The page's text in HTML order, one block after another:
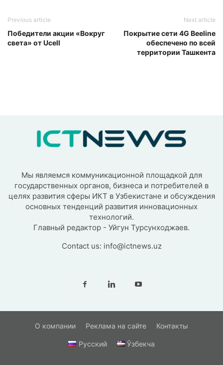
Previous article
Победители акции «Вокруг
света» от Ucell
Next article
Покрытие сети 4G Beeline
обеспечено по всей
территории Ташкента
Мы являемся коммуникационной площадкой для
государственных органов, бизнеса и потребителей в
целях развития сферы ИКТ в Узбекистане и обсуждения
основных тенденций развития инновационных
технологий.
Главный редактор - Уйгун Турсунходжаев.
Contact us: info@ictnews.uz
О компании Реклама на сайте Контакты
Русский Ўзбекча